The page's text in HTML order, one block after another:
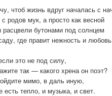
чтоб жизнь вдруг началась с
родов мук, а просто как весной
расцвели бутонами под солнцем
где правит нежность и
это не под силу,
так — какого хрена он поэт?
мимо, в даль иную,
есть тепло, и музыка, и свет.